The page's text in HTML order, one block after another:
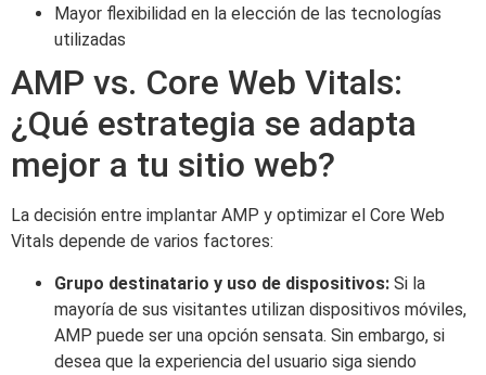
Mayor flexibilidad en la elección de las tecnologías
utilizadas
AMP vs. Core Web Vitals:
¿Qué estrategia se adapta
mejor a tu sitio web?
La decisión entre implantar AMP y optimizar el Core Web
Vitals depende de varios factores:
Grupo destinatario y uso de dispositivos: Si la
mayoría de sus visitantes utilizan dispositivos móviles,
AMP puede ser una opción sensata. Sin embargo, si
desea que la experiencia del usuario siga siendo